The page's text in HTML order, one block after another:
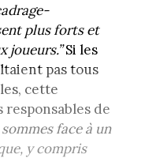
plus forts et
joueurs.”Si les
pas tous
cette
de
sommes face à un
y compris